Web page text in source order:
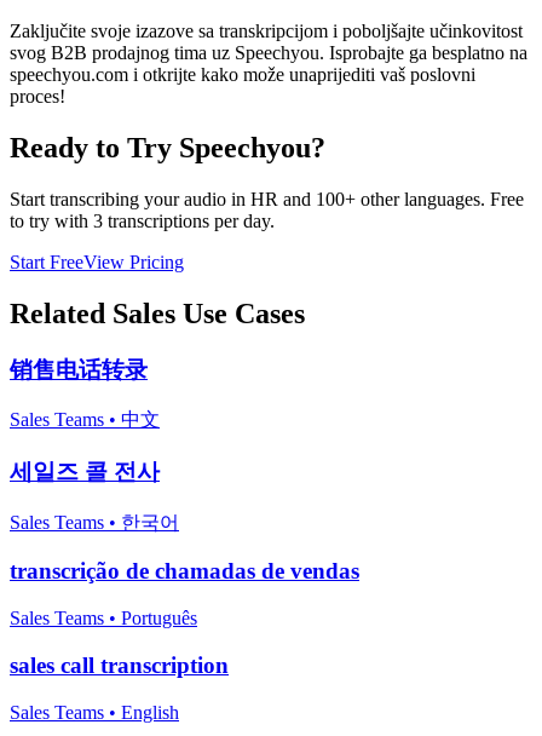
Zaključite svoje izazove sa transkripcijom i poboljšajte učinkovitost
svog B2B prodajnog tima uz Speechyou. Isprobajte ga besplatno na
speechyou.com i otkrijte kako može unaprijediti vaš poslovni
proces!
Ready to Try Speechyou?
Start transcribing your audio in HR and 100+ other languages. Free
to try with 3 transcriptions per day.
Start FreeView Pricing
Related Sales Use Cases
销售电话转录
Sales Teams • 中文
세일즈 콜 전사
Sales Teams • 한국어
transcrição de chamadas de vendas
Sales Teams • Português
sales call transcription
Sales Teams • English